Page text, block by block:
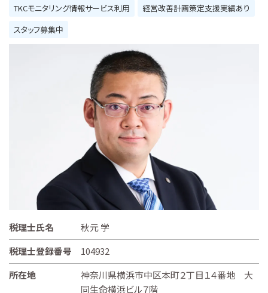
TKCモニタリング情報サービス利用
経営改善計画策定支援実績あり
スタッフ募集中
税理士氏名
秋元 学
税理士登録番号
104932
所在地
神奈川県横浜市中区本町２丁目１４番地 大
同生命横浜ビル７階